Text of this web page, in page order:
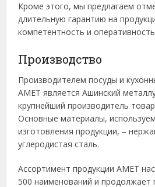
Кроме этого, мы предлагаем
длительную гарантию на
компетентность и
Производство
Производителем посуды и
АМЕТ является Ашинский
крупнейший производитель
Основные материалы,
изготовления продукции, –
углеродистая сталь.
Ассортимент продукции АМЕТ
500 наименований и продолжает